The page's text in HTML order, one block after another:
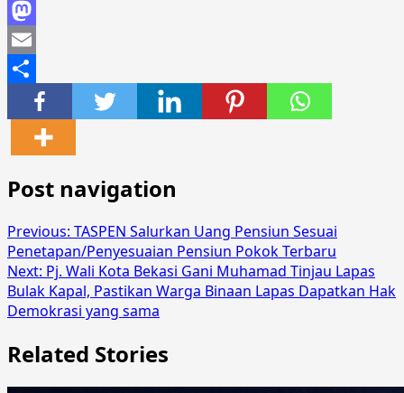
Facebook
Mastodon
Email
Share
Post navigation
Previous: TASPEN Salurkan Uang Pensiun Sesuai
Penetapan/Penyesuaian Pensiun Pokok Terbaru
Next: Pj. Wali Kota Bekasi Gani Muhamad Tinjau Lapas
Bulak Kapal, Pastikan Warga Binaan Lapas Dapatkan Hak
Demokrasi yang sama
Related Stories